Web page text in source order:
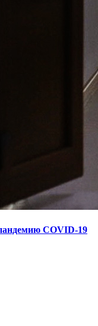
COVID-19